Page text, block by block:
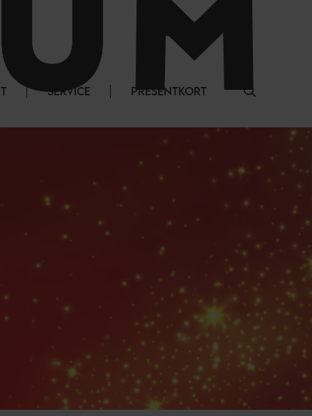
LOGGA IN
SERVICE PRESENTKORT